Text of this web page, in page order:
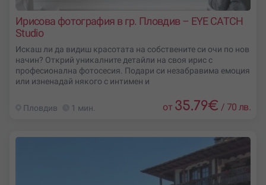
Ирисова фотография в гр. Пловдив – EYE CATCH
Studio
Искаш ли да видиш красотата на собствените си очи по нов
начин? Открий уникалните детайли на своя ирис с
професионална фотосесия. Подари си незабравима емоция
или изненадай някого с интимен и
Пловдив 1 мин. от 35.79€ / 70 лв.